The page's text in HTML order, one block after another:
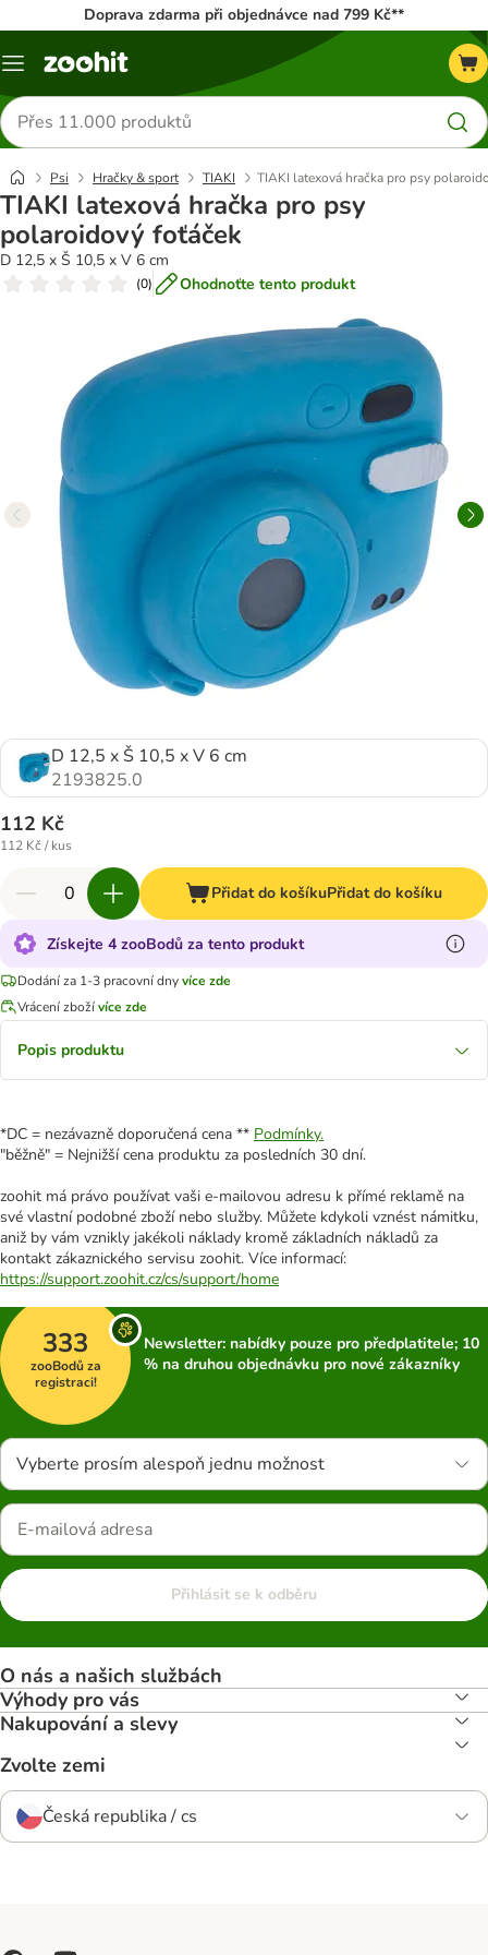
Doprava zdarma při objednávce nad 799 Kč**
Menu
Hledat
produkty
Psi Hračky & sport TIAKI TIAKI latexová hračka pro psy
TIAKI latexová hračka pro psy
polaroidový foťáček
D 12,5 x Š 10,5 x V 6 cm
(0) Ohodnoťte tento produkt
D 12,5 x Š 10,5 x V 6 cm
2193825.0
112 Kč
112 Kč / kus
Přidat do košíkuPřidat do košíku
Získejte 4 zooBodů za tento produkt
Dodání za 1-3 pracovní dnyvíce zde
Vrácení zbožívíce zde
Popis produktu
*DC = nezávazně doporučená cena ** Podmínky.
"běžně" = Nejnižší cena produktu za posledních 30 dní.
zoohit má právo používat vaši e-mailovou adresu k přímé reklamě na
své vlastní podobné zboží nebo služby. Můžete kdykoli vznést námitku,
aniž by vám vznikly jakékoli náklady kromě základních nákladů za
kontakt zákaznického servisu zoohit. Více informací:
https://support.zoohit.cz/cs/support/home
333
zooBodů za
registraci!
Newsletter: nabídky pouze pro předplatitele; 10
% na druhou objednávku pro nové zákazníky
Vyberte prosím alespoň jednu možnost
Přihlásit se k odběru
O nás a našich službách
Výhody pro vás
Nakupování a slevy
Zvolte zemi
Česká republika / cs